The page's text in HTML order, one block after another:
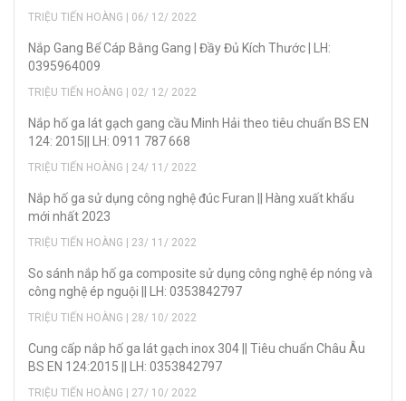
TRIỆU TIẾN HOÀNG | 06/ 12/ 2022
Nắp Gang Bể Cáp Bằng Gang | Đầy Đủ Kích Thước | LH:
0395964009
TRIỆU TIẾN HOÀNG | 02/ 12/ 2022
Nắp hố ga lát gạch gang cầu Minh Hải theo tiêu chuẩn BS EN
124: 2015|| LH: 0911 787 668
TRIỆU TIẾN HOÀNG | 24/ 11/ 2022
Nắp hố ga sử dụng công nghệ đúc Furan || Hàng xuất khẩu
mới nhất 2023
TRIỆU TIẾN HOÀNG | 23/ 11/ 2022
So sánh nắp hố ga composite sử dụng công nghệ ép nóng và
công nghệ ép nguội || LH: 0353842797
TRIỆU TIẾN HOÀNG | 28/ 10/ 2022
Cung cấp nắp hố ga lát gạch inox 304 || Tiêu chuẩn Châu Âu
BS EN 124:2015 || LH: 0353842797
TRIỆU TIẾN HOÀNG | 27/ 10/ 2022